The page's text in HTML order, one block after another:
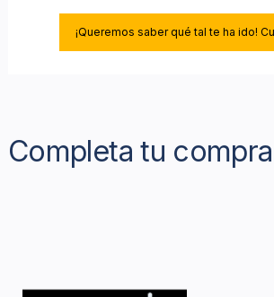
¡Queremos saber qué tal te ha ido!
Completa tu compra